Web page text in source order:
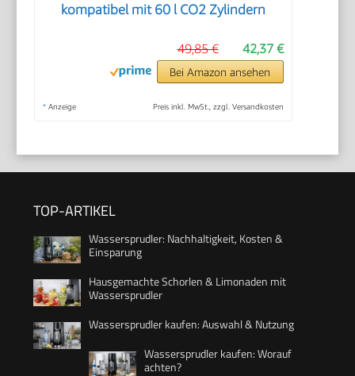
kompatibel mit 60 l CO2 Zylindern
42,37 €
49,85 €
Bei Amazon ansehen
* Anzeige Preis inkl. MwSt., zzgl. Versandkosten
TOP-ARTIKEL
Wassersprudler: Nachhaltigkeit, Kosten &
Einsparung
Hausgemachte Schorlen & Limonaden mit
Wassersprudler
Wassersprudler kaufen: Auswahl & Nutzung
Wassersprudler kaufen: Worauf
achten?